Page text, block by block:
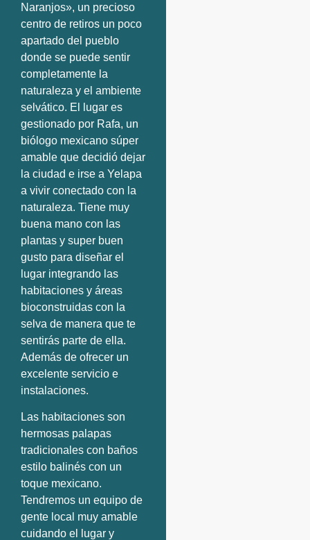
Naranjos», un precioso
centro de retiros un poco
apartado del pueblo
donde se puede sentir
completamente la
naturaleza y el ambiente
selvático. El lugar es
gestionado por Rafa, un
biólogo mexicano súper
amable que decidió dejar
la ciudad e irse a Yelapa
a vivir conectado con la
naturaleza. Tiene muy
buena mano con las
plantas y super buen
gusto para diseñar el
lugar integrando las
habitaciones y áreas
bioconstruidas con la
selva de manera que te
sentirás parte de ella.
Además de ofrecer un
excelente servicio e
instalaciones.
Las habitaciones son
hermosas palapas
tradicionales con baños
estilo balinés con un
toque mexicano.
Tendremos un equipo de
gente local muy amable
cuidando el lugar y